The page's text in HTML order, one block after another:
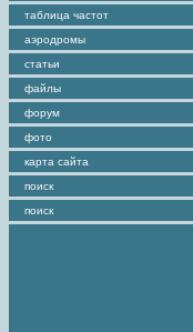
таблица частот
аэродромы
статьи
файлы
форум
фото
карта сайта
поиск
поиск